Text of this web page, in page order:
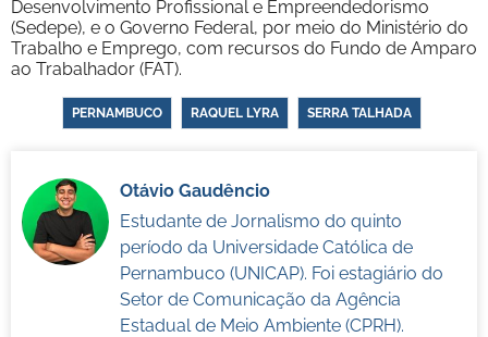
Desenvolvimento Profissional e Empreendedorismo
(Sedepe), e o Governo Federal, por meio do Ministério do
Trabalho e Emprego, com recursos do Fundo de Amparo
ao Trabalhador (FAT).
PERNAMBUCO RAQUEL LYRA SERRA TALHADA
Otávio Gaudêncio
Estudante de Jornalismo do quinto
período da Universidade Católica de
Pernambuco (UNICAP). Foi estagiário do
Setor de Comunicação da Agência
Estadual de Meio Ambiente (CPRH).